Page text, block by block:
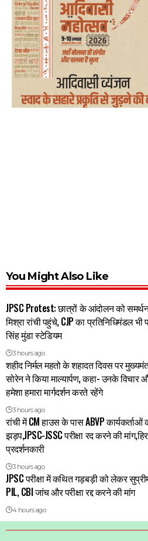
You Might Also Like
JPSC Protest: छात्रों के आंदोलन को
मिश्रा रांची पहुंचे, CJP का प्रतिनिधिमंडल
सिंह मुंडा स्टेडियम
3 hours ago
शहीद निर्मल महतो के शहादत दिवस पर
सोरेन ने किया माल्यार्पण, कहा- उनके विचार
हमेशा हमारा मार्गदर्शन करते रहेंगे
3 hours ago
रांची में CM हाउस के पास ABVP
झड़प,JPSC-JSSC परीक्षा रद करने की
प्रदर्शनकारी
3 hours ago
JPSC परीक्षा में कथित गड़बड़ी को लेकर
PIL, CBI जांच और परीक्षा रद्द करने की मांग
4 hours ago